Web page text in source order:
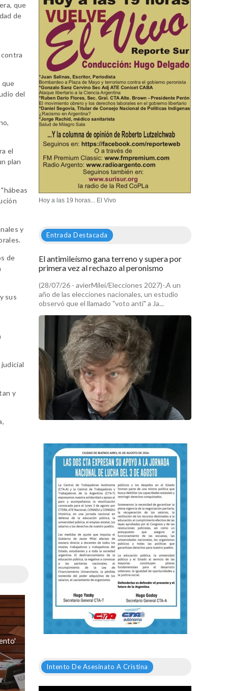
que
de
que
del
el
plan
y
de
sus
y
Hoy a las 19 horas... El Vivo
Entrada Destacada
El antimileísmo gana terreno y supera por
primera vez al rechazo al peronismo
(28/07/26 - avierMilei/Elecciones 2027)-.A un
año de las elecciones nacionales, un estudio
observó que el llamado "voto anti" a Ja...
Intento De Asesinato A Cristina